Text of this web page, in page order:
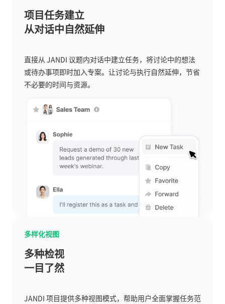
项目任务建立
从对话中自然延伸
直接从 JANDI 议题内对话中建立任务，将讨论中的想法
或待办事项即时加入专案。让讨论与执行自然延伸，节省
不必要的时间与资源。
多样化视图
多种检视
一目了然
JANDI 项目提供多种视图模式，帮助用户全面掌握任务范